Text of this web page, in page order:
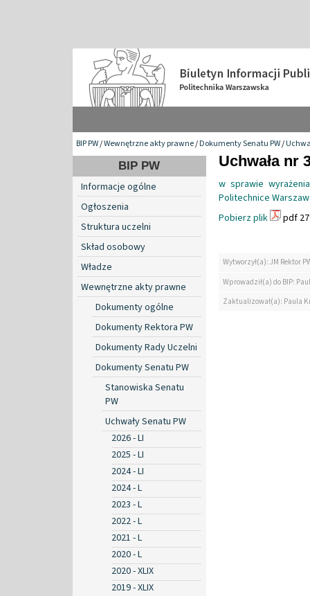
BIP PW/Wewnętrzne akty prawne/Dokumenty Senatu PW/
BIP PW
Informacje ogólne
Ogłoszenia
Struktura uczelni
Skład osobowy
Władze
Wewnętrzne akty prawne
Dokumenty ogólne
Dokumenty Rektora PW
Dokumenty Rady Uczelni
Dokumenty Senatu PW
Stanowiska Senatu
PW
Uchwały Senatu PW
2026 - LI
2025 - LI
2024 - LI
2024 - L
2023 - L
2022 - L
2021 - L
2020 - L
2020 - XLIX
2019 - XLIX
Uchwała nr
w sprawie
Politechnice
Pobierz plik
pdf
Wytworzył(a): JM Rektor
Wprowadził(a) do BIP:
Zaktualizował(a): Paula